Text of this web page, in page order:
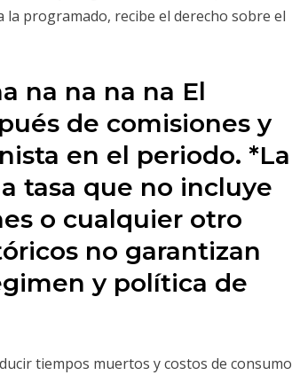
programado, recibe el derecho sobre el
na na na na El
de comisiones y
en el periodo. *La
tasa que no incluye
o cualquier otro
no garantizan
y política de
tiempos muertos y costos de consumo